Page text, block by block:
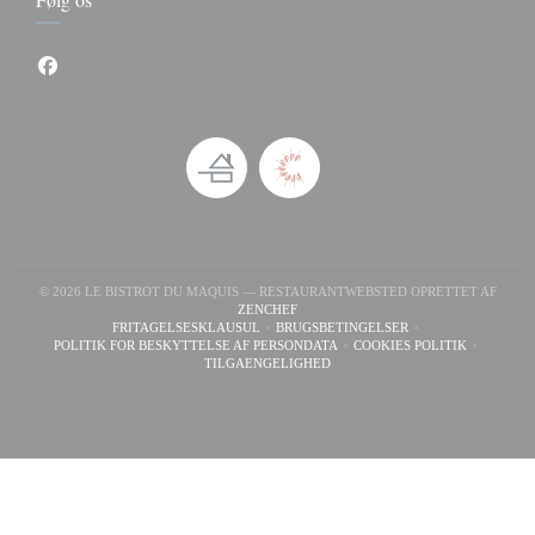
Facebook ((åbner i et nyt vindue))
© 2026 LE BISTROT DU MAQUIS — RESTAURANTWEBSTED OPRETTET AF
ZENCHEF((ÅBNER I ET NYT VINDUE))
FRITAGELSESKLAUSUL((ÅBNER I ET NYT VINDUE))
BRUGSBETINGELSER((ÅBNER I ET NYT VINDUE))
POLITIK FOR BESKYTTELSE AF PERSONDATA
((ÅBNER I ET NYT VINDUE))COOKIES POLITIK((ÅBNER I ET NYT
TILGAENGELIGHED((ÅBNER I ET NYT VINDUE))